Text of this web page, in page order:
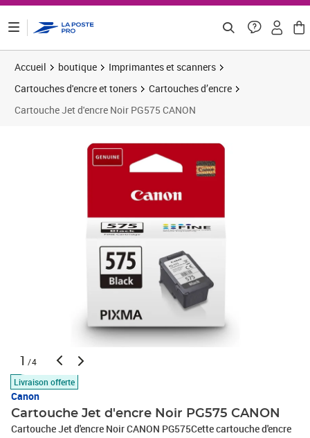
Accueil boutique
Imprimantes et scanners
Cartouches d'encre et toners
Cartouches d’encre
Cartouche Jet d'encre Noir PG575 CANON
1 /4
Livraison offerte
Canon
Cartouche Jet d'encre Noir PG575 CANON
Cartouche Jet d'encre Noir CANON PG575Cette cartouche d'encre